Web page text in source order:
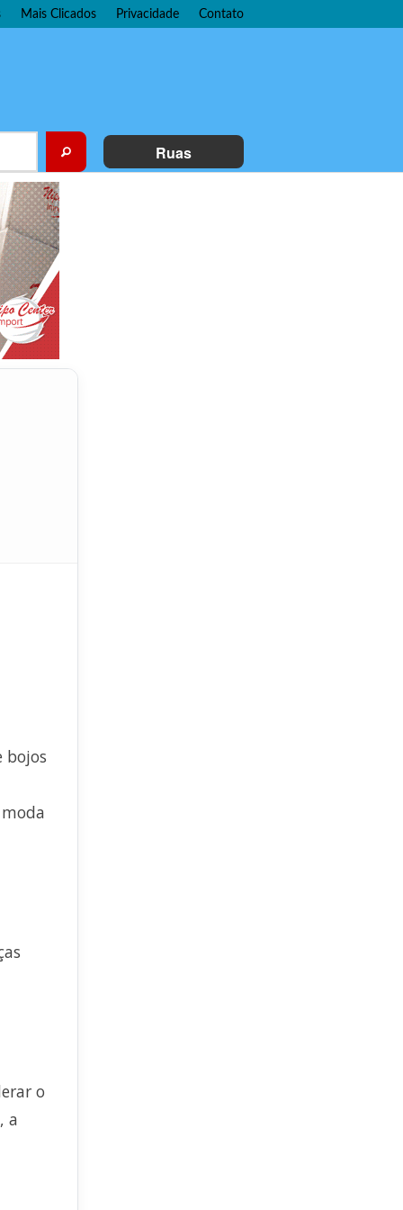
Mais Clicados Privacidade Contato
Ruas
bojos
o
a